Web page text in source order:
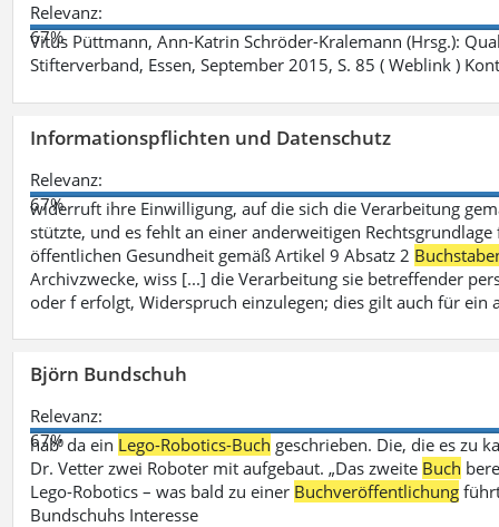
Relevanz:
67%
Vitus Püttmann, Ann-Katrin Schröder-Kralemann (Hrsg.):
Stifterverband, Essen, September 2015, S. 85 ( Weblink )
Informationspflichten und Datenschutz
Relevanz:
67%
widerruft ihre Einwilligung, auf die sich die Verarbeitung
stützte, und es fehlt an einer anderweitigen
öffentlichen Gesundheit gemäß Artikel 9 Absatz 2
Archivzwecke, wiss [...] die Verarbeitung sie betreffender
oder f erfolgt, Widerspruch einzulegen; dies gilt auch für ein
Björn Bundschuh
Relevanz:
67%
hab‘ da ein Lego-Robotics-Buch geschrieben. Die, die es zu
Dr. Vetter zwei Roboter mit aufgebaut. „Das zweite Buch
Lego-Robotics – was bald zu einer Buchveröffentlichung
Bundschuhs Interesse